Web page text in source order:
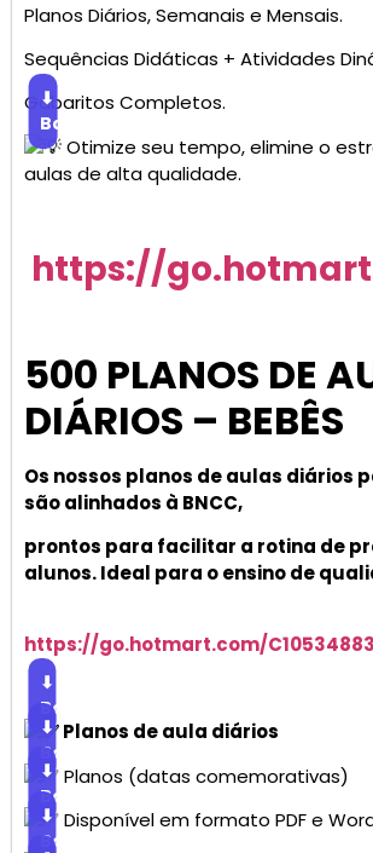
Planos Diários, Semanais e Mensais.
Sequências Didáticas + Atividades
Gabaritos Completos.
⬇
Baixar
Otimize seu tempo, elimine o
aulas de alta qualidade.
https://
500 PLANOS DE
DIÁRIOS – BEBÊS
Os nossos planos de aulas diários
são alinhados à BNCC,
prontos para facilitar a rotina de
alunos. Ideal para o ensino de
https://go.hotmart.com/
⬇
Baixar
Planos de aula diários
⬇
Baixar
Planos (datas comemorativas)
⬇
Baixar
Disponível em formato PDF e
⬇
Baixar